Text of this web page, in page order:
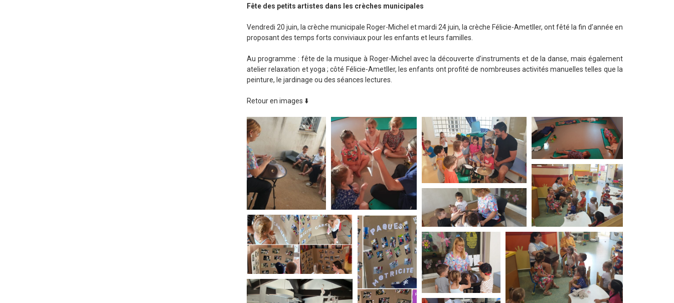
Fête des petits artistes dans les crèches municipales
Vendredi 20 juin, la crèche municipale Roger-Michel et mardi 24 juin, la crèche Félicie-Ametller, ont fêté la fin d’année en
proposant des temps forts conviviaux pour les enfants et leurs familles.
Au programme : fête de la musique à Roger-Michel avec la découverte d’instruments et de la danse, mais également
atelier relaxation et yoga ; côté Félicie-Ametller, les enfants ont profité de nombreuses activités manuelles telles que la
peinture, le jardinage ou des séances lectures.
Retour en images ⬇️